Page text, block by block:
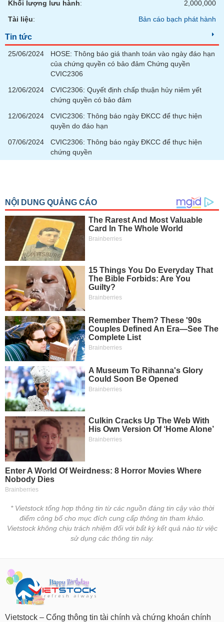
Khối lượng lưu hành:
2,000,000
Tài liệu: Bản cáo bạch phát hành
Tin tức
25/06/2024
HOSE: Thông báo giá thanh toán vào ngày đáo hạn
của chứng quyền có bảo đảm Chứng quyền
CVIC2306
12/06/2024
CVIC2306: Quyết định chấp thuận hủy niêm yết
chứng quyền có bảo đảm
12/06/2024
CVIC2306: Thông báo ngày ĐKCC để thực hiện
quyền do đáo hạn
07/06/2024
CVIC2306: Thông báo ngày ĐKCC để thực hiện
chứng quyền
* Vietstock tổng hợp thông tin từ các nguồn đáng tin cậy vào thời
điểm công bố cho mục đích cung cấp thông tin tham khảo.
Vietstock không chịu trách nhiệm đối với bất kỳ kết quả nào từ việc
sử dụng các thông tin này.
Vietstock – Cổng thông tin tài chính và chứng khoán chính